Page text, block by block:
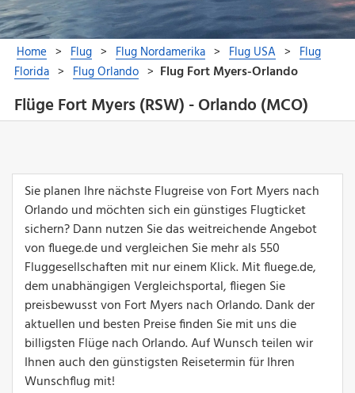
Flüge Fort Myers (RSW) - Orlando (MCO)
Sie planen Ihre nächste Flugreise von Fort Myers nach
Orlando und möchten sich ein günstiges Flugticket
sichern? Dann nutzen Sie das weitreichende Angebot
von fluege.de und vergleichen Sie mehr als 550
Fluggesellschaften mit nur einem Klick. Mit fluege.de,
dem unabhängigen Vergleichsportal, fliegen Sie
preisbewusst von Fort Myers nach Orlando. Dank der
aktuellen und besten Preise finden Sie mit uns die
billigsten Flüge nach Orlando. Auf Wunsch teilen wir
Ihnen auch den günstigsten Reisetermin für Ihren
Wunschflug mit!